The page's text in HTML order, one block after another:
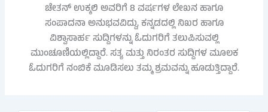
ಚೇತನ್ ಉಕ್ಕಲಿ ಅವರಿಗೆ 8 ವರ್ಷಗಳ ಲೇಖನ ಹಾಗೂ
ಸಂಪಾದನಾ ಅನುಭವವಿದ್ದು, ಕನ್ನಡದಲ್ಲಿ ನಿಖರ ಹಾಗೂ
ವಿಶ್ವಾಸಾರ್ಹ ಸುದ್ದಿಗಳನ್ನು ಓದುಗರಿಗೆ ತಲುಪಿಸುವಲ್ಲಿ
ಮುಂಚೂಣಿಯಲ್ಲಿದ್ದಾರೆ. ಸತ್ಯ ಮತ್ತು ನಿರಂತರ ಸುದ್ದಿಗಳ ಮೂಲಕ
ಓದುಗರಿಗೆ ನಂಬಿಕೆ ಮೂಡಿಸಲು ತಮ್ಮ ಶ್ರಮವನ್ನು ಹೂಡುತ್ತಿದ್ದಾರೆ.